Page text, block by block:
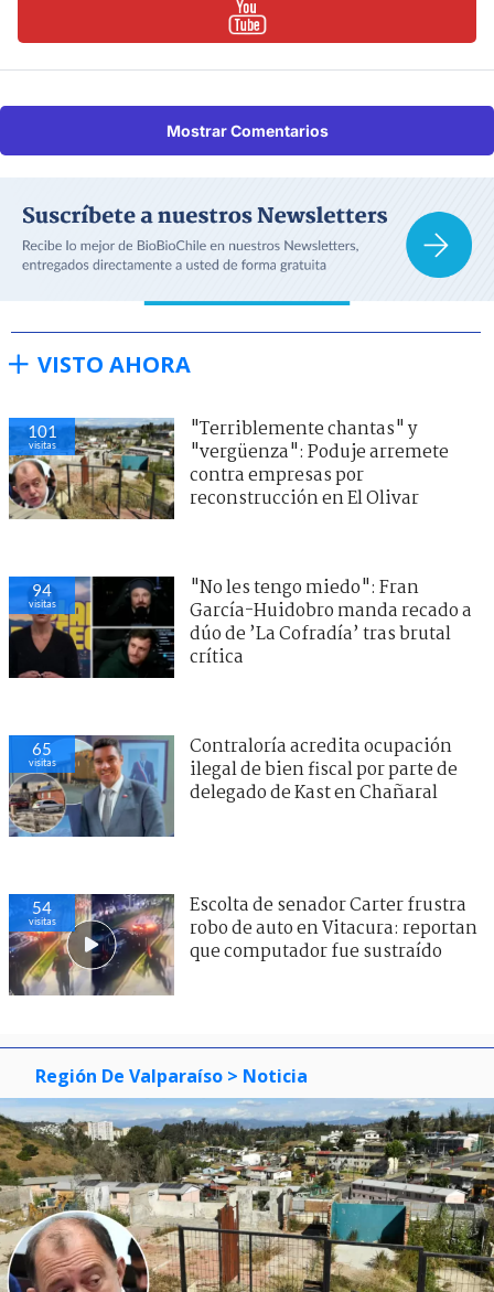
Mostrar Comentarios
VISTO AHORA
101
visitas
"Terriblemente chantas" y
"vergüenza": Poduje arremete
contra empresas por
reconstrucción en El Olivar
94
visitas
"No les tengo miedo": Fran
García-Huidobro manda recado a
dúo de ’La Cofradía’ tras brutal
crítica
65
visitas
Contraloría acredita ocupación
ilegal de bien fiscal por parte de
delegado de Kast en Chañaral
54
visitas
Escolta de senador Carter frustra
robo de auto en Vitacura: reportan
que computador fue sustraído
Región De Valparaíso > Noticia